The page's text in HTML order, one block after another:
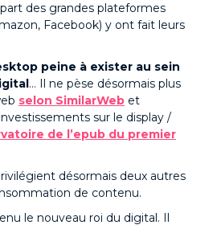
des grandes plateformes
Facebook) y ont fait leurs
peine à exister au sein
… Il ne pèse désormais plus
selon SimilarWeb et
sur le display /
de l’epub du premier
désormais deux autres
de contenu.
le nouveau roi du digital. Il